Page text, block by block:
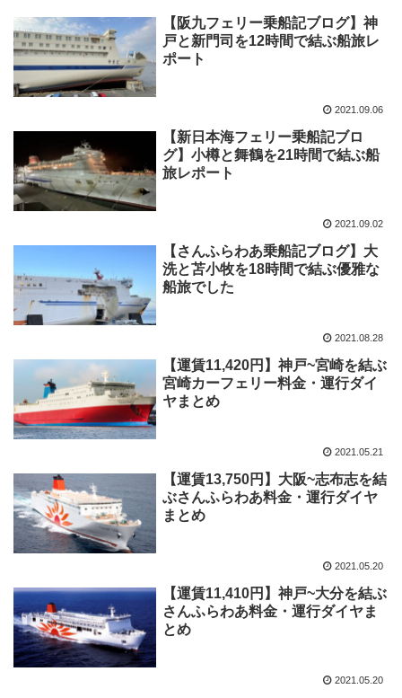
【阪九フェリー乗船記ブログ】神
戸と新門司を12時間で結ぶ船旅レ
ポート
2021.09.06
【新日本海フェリー乗船記ブロ
グ】小樽と舞鶴を21時間で結ぶ船
旅レポート
2021.09.02
【さんふらわあ乗船記ブログ】大
洗と苫小牧を18時間で結ぶ優雅な
船旅でした
2021.08.28
【運賃11,420円】神戸~宮崎を結ぶ
宮崎カーフェリー料金・運行ダイ
ヤまとめ
2021.05.21
【運賃13,750円】大阪~志布志を結
ぶさんふらわあ料金・運行ダイヤ
まとめ
2021.05.20
【運賃11,410円】神戸~大分を結ぶ
さんふらわあ料金・運行ダイヤま
とめ
2021.05.20